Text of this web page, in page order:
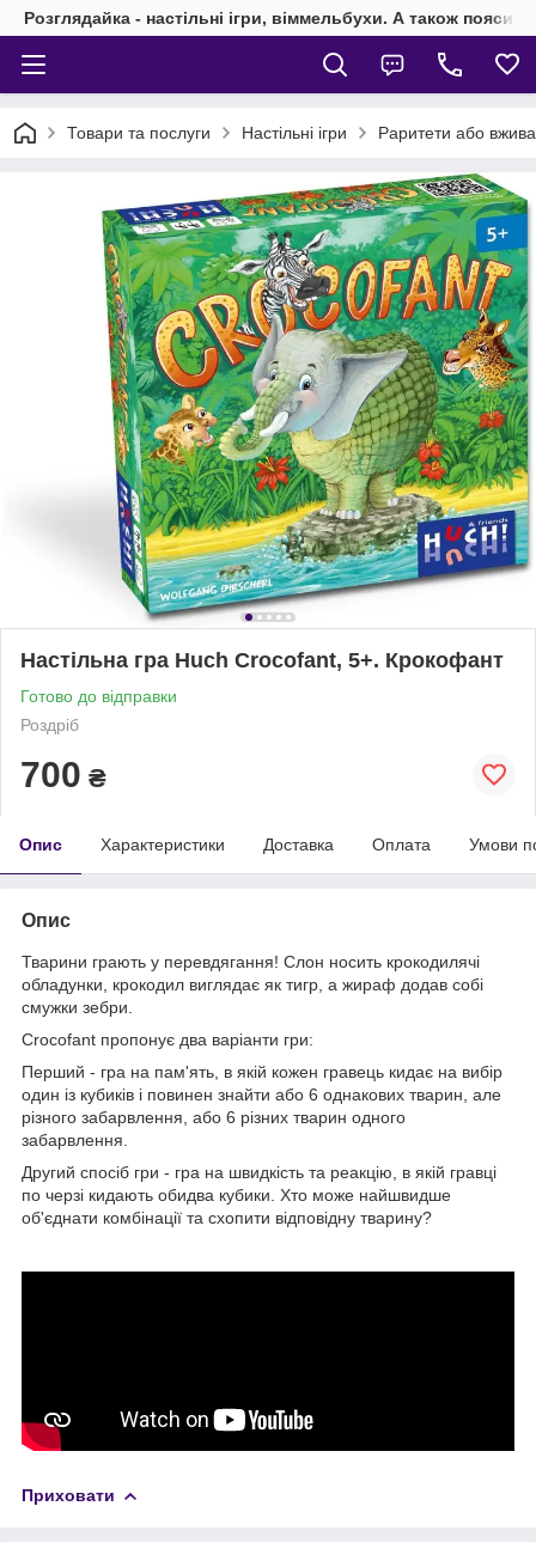
Розглядайка - настільні ігри, віммельбухи. А також пояси
Товари та послуги Настільні ігри Раритети або
Настільна гра Huch Crocofant, 5+. Крокофант
Готово до відправки
Роздріб
700 ₴
Опис Характеристики Доставка Оплата Умови
Опис
Тварини грають у перевдягання! Слон носить крокодилячі
обладунки, крокодил виглядає як тигр, а жираф додав собі
смужки зебри.
Crocofant пропонує два варіанти гри:
Перший - гра на пам'ять, в якій кожен гравець кидає на вибір
один із кубиків і повинен знайти або 6 однакових тварин, але
різного забарвлення, або 6 різних тварин одного
забарвлення.
Другий спосіб гри - гра на швидкість та реакцію, в якій гравці
по черзі кидають обидва кубики. Хто може найшвидше
об'єднати комбінації та схопити відповідну тварину?
Приховати